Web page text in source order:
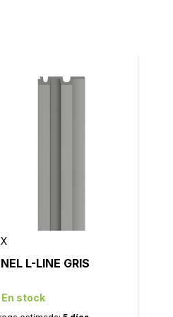
L-LINE GRIS
En stock